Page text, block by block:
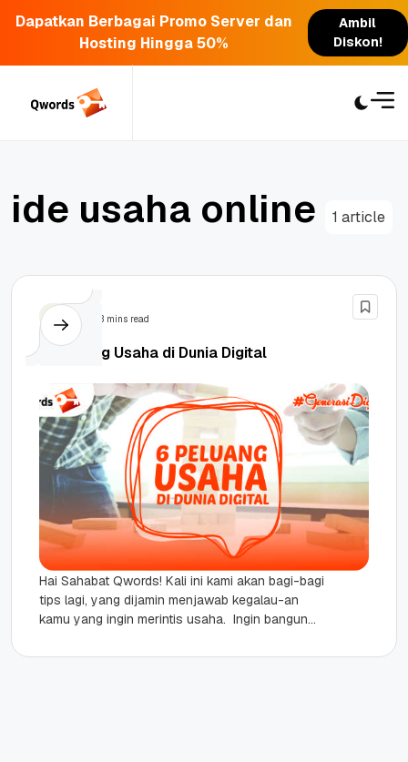
Dapatkan Berbagai Promo Server dan
Hosting Hingga 50%
Ambil
Diskon!
ide usaha online 1 article
3 mins read
6 Peluang Usaha di Dunia Digital
Hai Sahabat Qwords! Kali ini kami akan bagi-bagi
tips lagi, yang dijamin menjawab kegalau-an
kamu yang ingin merintis usaha. Ingin bangun